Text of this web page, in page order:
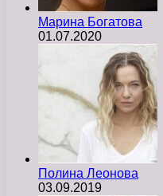
Марина Богатова
01.07.2020
Полина Леонова
03.09.2019